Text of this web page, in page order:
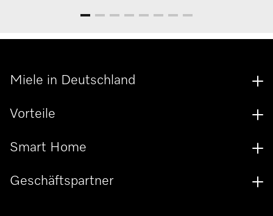
Miele in Deutschland
Vorteile
Smart Home
Geschäftspartner